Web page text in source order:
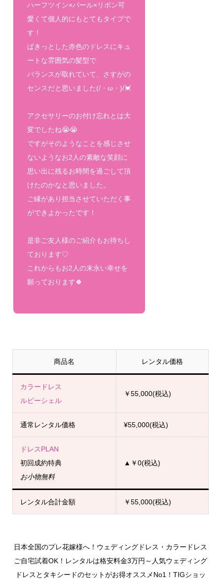
ハーフツイン×パール×リボン可
愛くて個人的にもとてもタイプで
す！
ぱきっとした赤色のドレスにキュ
ートな雰囲気の髪型で
バランスが取れていて、さすがの
センスだと思いました(/・ω・)/💓
アクセサリーのお付け忘れとは大
変でしたね😭😭
ですがそのようなことを感じさせ
ないようなお2人の素敵な笑顔に
思い出に残るお時間を過ごして頂
けたのかなと思いました。
ご縁があり担当させていただく事
ができよかったです！
是非ご友人様のご紹介もお待ちし
ております♡
これからもお2人の末永い幸せを
願っております🍀
商品名 レンタル価格
カラードレス
ルビーシェル
￥55,000(税込)
通常レンタル価格 ¥55,000(税込)
ドレスPLAN
初回成約特典
お小物無料
▲￥0(税込)
レンタル合計金額 ￥55,000(税込)
日本全国のプレ花嫁様へ！ウェディングドレス・カラードレス
ご自宅試着OK！レンタルは格安料金3万円～人気ウェディング
ドレスとタキシードのセットがお得オススメNo1！TIGショッ